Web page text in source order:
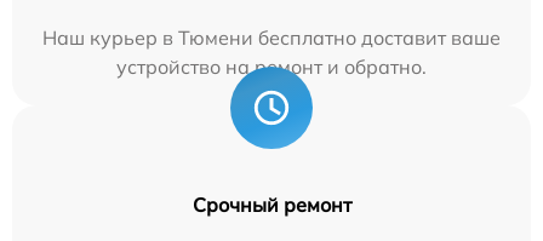
Наш курьер в Тюмени бесплатно доставит ваше
устройство на ремонт и обратно.
Срочный ремонт